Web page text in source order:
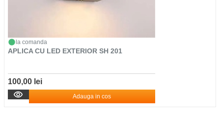
la comanda
APLICA CU LED EXTERIOR SH 201
100,00 lei
Adauga in cos